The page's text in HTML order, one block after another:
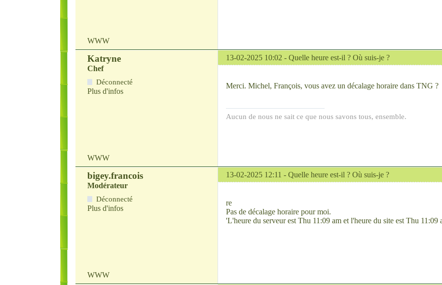
WWW
Katryne 13-02-2025 10:02 - Quelle heure est-il ? Où suis-je ?
Chef
Déconnecté
Plus d'infos
Merci. Michel, François, vous avez un décalage horaire dans TNG ?
Aucun de nous ne sait ce que nous savons tous, ensemble.
WWW
bigey.francois 13-02-2025 12:11 - Quelle heure est-il ? Où suis-je ?
Modérateur
Déconnecté
Plus d'infos
re
Pas de décalage horaire pour moi.
'L'heure du serveur est Thu 11:09 am et l'heure du site est Thu 11:09
WWW